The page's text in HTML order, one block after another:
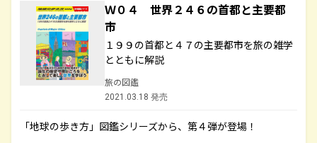
Ｗ０４ 世界２４６の首都と主要都
市
１９９の首都と４７の主要都市を旅の雑学
とともに解説
旅の図鑑
2021.03.18 発売
「地球の歩き方」図鑑シリーズから、第４弾が登場！